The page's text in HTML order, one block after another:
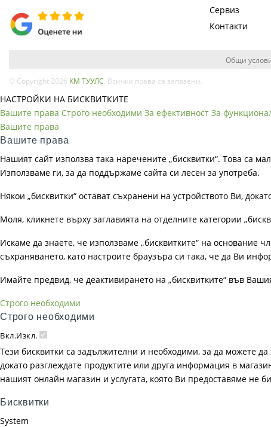
Сервиз
Контакти
Общи
© Copyright 2026 КМ ТУУЛС . Всички права са запазени.
НАСТРОЙКИ НА БИСКВИТКИТЕ
Вашите права Строго необходими За ефективност За
Вашите права
Вашите права
Нашият сайт използва така наречените „бисквитки“. Това са
Използваме ги, за да поддържаме сайта си лесен за употреба.
Някои „бисквитки“ остават съхранени на устройството Ви,
Моля, кликнете върху заглавията на отделните категории
Искаме да знаете, че използваме „бисквитките“ на основание
съхраняването, като настроите браузъра си така, че да Ви
Имайте предвид, че деактивирането на „бисквитките“ във
Строго необходими
Строго необходими
Вкл.Изкл.
Тези бисквитки са задължителни и необходими, за да можете
докато разглеждате продуктите или друга информация в
нашият онлайн магазин и услугата, която Ви предоставяме не
Бисквитки
System